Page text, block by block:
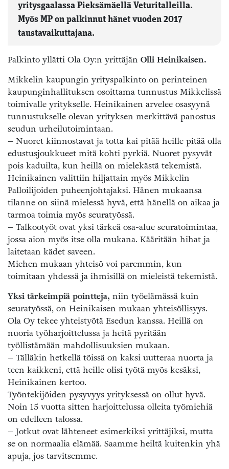
yritysgaalassa Pieksämäellä Veturitalleilla.
Myös MP on palkinnut hänet vuoden 2017
taustavaikuttajana.
Palkinto yllätti Ola Oy:n yrittäjän Olli Heinikaisen.
Mikkelin kaupungin yrityspalkinto on perinteinen
kaupunginhallituksen osoittama tunnustus Mikkelissä
toimivalle yritykselle. Heinikainen arvelee osasyynä
tunnustukselle olevan yrityksen merkittävä panostus
seudun urheilutoimintaan.
– Nuoret kiinnostavat ja totta kai pitää heille pitää olla
edustusjoukkueet mitä kohti pyrkiä. Nuoret pysyvät
pois kaduilta, kun heillä on mielekästä tekemistä.
Heinikainen valittiin hiljattain myös Mikkelin
Palloilijoiden puheenjohtajaksi. Hänen mukaansa
tilanne on siinä mielessä hyvä, että hänellä on aikaa ja
tarmoa toimia myös seuratyössä.
– Talkootyöt ovat yksi tärkeä osa-alue seuratoimintaa,
jossa aion myös itse olla mukana. Kääritään hihat ja
laitetaan kädet saveen.
Miehen mukaan yhteisö voi paremmin, kun
toimitaan yhdessä ja ihmisillä on mieleistä tekemistä.
Yksi tärkeimpiä pointteja, niin työelämässä kuin
seuratyössä, on Heinikaisen mukaan yhteisöllisyys.
Ola Oy tekee yhteistyötä Esedun kanssa. Heillä on
nuoria työharjoittelussa ja heitä pyritään
työllistämään mahdollisuuksien mukaan.
– Tälläkin hetkellä töissä on kaksi uutteraa nuorta ja
teen kaikkeni, että heille olisi työtä myös kesäksi,
Heinikainen kertoo.
Työntekijöiden pysyvyys yrityksessä on ollut hyvä.
Noin 15 vuotta sitten harjoittelussa olleita työmiehiä
on edelleen talossa.
– Jotkut ovat lähteneet esimerkiksi yrittäjiksi, mutta
se on normaalia elämää. Saamme heiltä kuitenkin yhä
apuja, jos tarvitsemme.